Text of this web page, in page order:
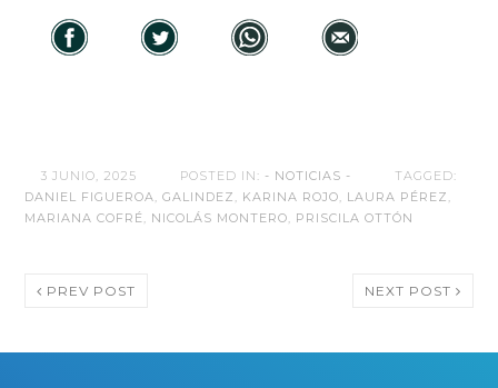
3 JUNIO, 2025 POSTED IN: - NOTICIAS -
TAGGED:
DANIEL FIGUEROA,GALINDEZ , KARINA ROJO, LAURA PÉREZ ,
MARIANA COFRÉ, NICOLÁS MONTERO, PRISCILA OTTÓN
PREV POST NEXT POST